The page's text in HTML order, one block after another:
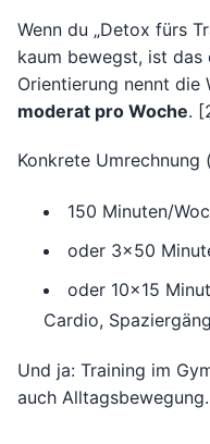
Wenn du „Detox fürs
kaum bewegst, ist
Orientierung nennt die
moderat pro Woche.
Konkrete
150 Minuten/
oder 3×50
oder 10×15
Cardio,
Und ja: Training im
auch Alltagsbewegung.